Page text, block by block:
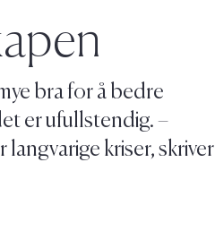
bra for å bedre
er ufullstendig. –
kriser, skriver